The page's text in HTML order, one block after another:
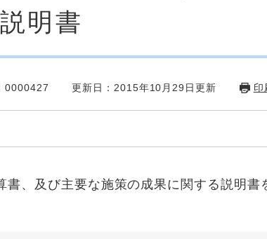
明書
0000427 更新日：2015年10月29日更新 印
、及び主要な施策の成果に関する説明書